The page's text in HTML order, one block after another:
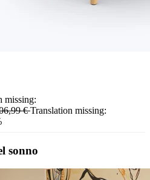
missing:
€Translation missing:
sonno